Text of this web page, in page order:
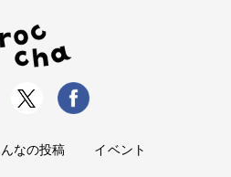
なの投稿 イベント